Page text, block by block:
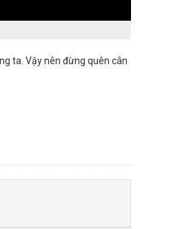
ta. Vậy nên đừng quên cân